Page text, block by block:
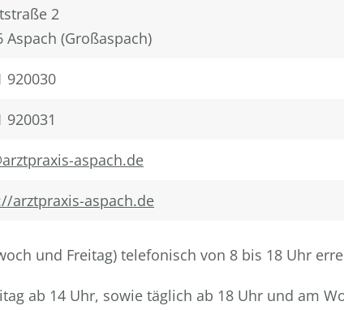
2
Aspach (Großaspach)
920030
920031
aspach.de
arztpraxis-aspach.de
und Freitag) telefonisch von 8 bis 18 Uhr
ab 14 Uhr, sowie täglich ab 18 Uhr und am